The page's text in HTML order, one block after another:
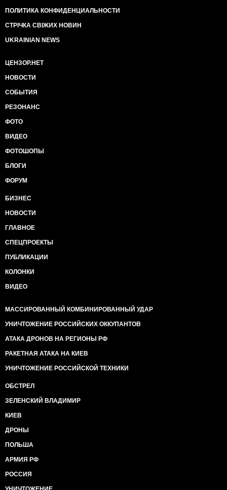
ПОЛИТИКА КОНФИДЕНЦИАЛЬНОСТИ
СТРІЧКА СВІЖИХ НОВИН
UKRAINIAN NEWS
ЦЕНЗОР.НЕТ
НОВОСТИ
СОБЫТИЯ
РЕЗОНАНС
ФОТО
ВИДЕО
ФОТОШОПЫ
БЛОГИ
ФОРУМ
БИЗНЕС
НОВОСТИ
ГЛАВНОЕ
СПЕЦПРОЕКТЫ
ПУБЛИКАЦИИ
КОЛОНКИ
ВИДЕО
МАССИРОВАННЫЙ КОМБИНИРОВАННЫЙ УДАР
УНИЧТОЖЕНИЕ РОССИЙСКИХ ОККУПАНТОВ
АТАКА ДРОНОВ НА РЕГИОНЫ РФ
РАКЕТНАЯ АТАКА НА КИЕВ
УНИЧТОЖЕНИЕ РОССИЙСКОЙ ТЕХНИКИ
ОБСТРЕЛ
ЗЕЛЕНСКИЙ ВЛАДИМИР
КИЕВ
ДРОНЫ
ПОЛЬША
АРМИЯ РФ
РОССИЯ